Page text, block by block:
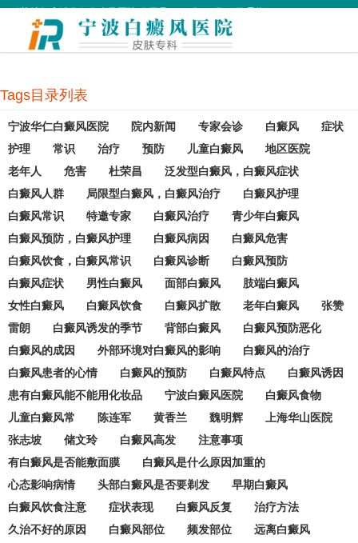
Tags目录列表
宁波华仁白癜风医院 院内新闻 专家会诊 白癜风
症状
护理
常识 治疗 预防 儿童白癜风
地区医院
老年人
危害 杜荣昌
泛发型白癜风，白癜风症状
白癜风人群
局限型白癜风，白癜风治疗
白癜风护理
白癜风常识
特邀专家 白癜风治疗
青少年白癜风
白癜风预防，白癜风护理
白癜风病因
白癜风危害
白癜风饮食，白癜风常识
白癜风诊断
白癜风预防
白癜风症状
男性白癜风 面部白癜风
肢端白癜风
女性白癜风
白癜风饮食 白癜风扩散 老年白癜风
张赞
雷朗
白癜风诱发的季节 背部白癜风
白癜风预防恶化
白癜风的成因
外部环境对白癜风的影响
白癜风的治疗
白癜风患者的心情
白癜风的预防 白癜风特点
白癜风诱因
患有白癜风能不能用化妆品
宁波白癜风医院
白癜风食物
儿童白癜风常
陈连军 黄香兰 魏明辉
上海华山医院
张志坡
储文玲 白癜风高发
注意事项
有白癜风是否能敷面膜
白癜风是什么原因加重的
心态影响病情
头部白癜风是否要剃发
早期白癜风
白癜风饮食注意
症状表现 白癜风反复
治疗方法
久治不好的原因
白癜风部位 频发部位
远离白癜风